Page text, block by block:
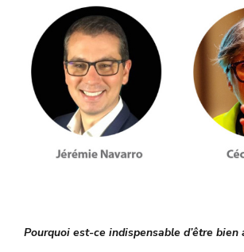
Pourquoi est-ce indispensable d’être bien